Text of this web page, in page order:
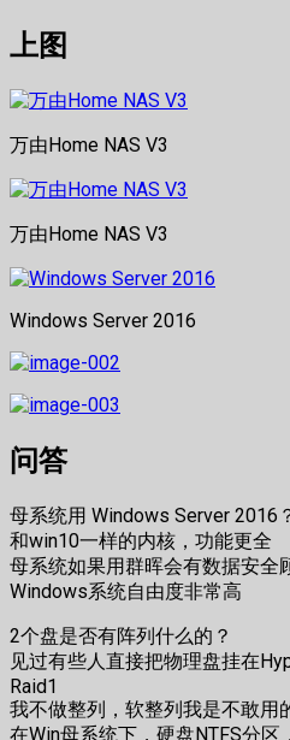
上图
万由Home NAS V3
万由Home NAS V3
Windows Server 2016
问答
母系统用 Windows Server 2016
和win10一样的内核，功能更全
母系统如果用群晖会有数据安全
Windows系统自由度非常高
2个盘是否有阵列什么的？
见过有些人直接把物理盘挂在
Raid1
我不做整列，软整列我是不敢用
在Win母系统下，硬盘NTFS分区